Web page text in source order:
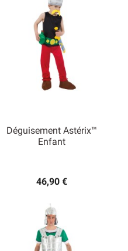
Déguisement Astérix™
Enfant
46,90 €